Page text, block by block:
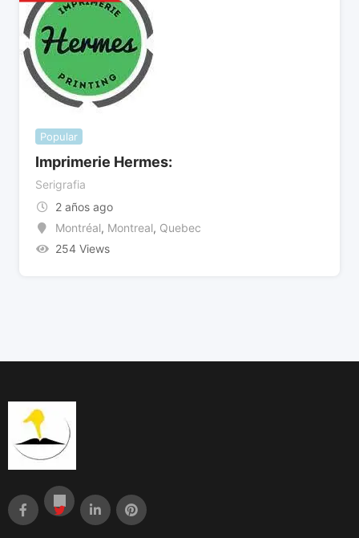
Popular
Imprimerie Hermes:
Serigrafia
2 años ago
Montréal, Montreal, Quebec
254 Views